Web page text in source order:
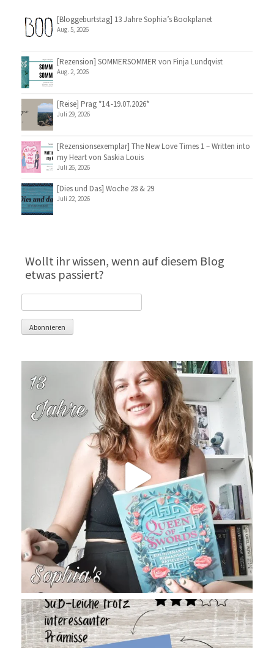
[Bloggeburtstag] 13 Jahre Sophia’s Bookplanet
Aug. 5, 2026
[Rezension] SOMMERSOMMER von Finja Lundqvist
Aug. 2, 2026
[Reise] Prag *14.-19.07.2026*
Juli 29, 2026
[Rezensionsexemplar] The New Love Times 1 – Written into
my Heart von Saskia Louis
Juli 26, 2026
[Dies und Das] Woche 28 & 29
Juli 22, 2026
Wollt ihr wissen, wenn auf diesem Blog
etwas passiert?